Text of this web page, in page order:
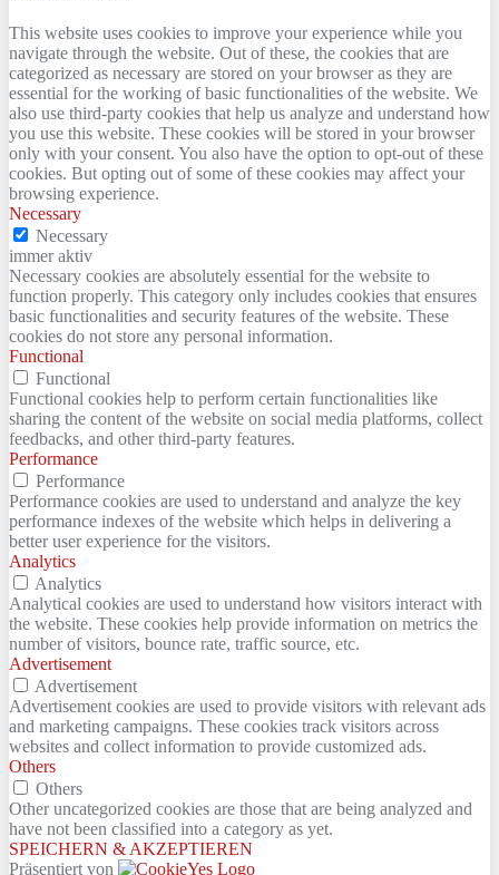
This website uses cookies to improve your experience while you
navigate through the website. Out of these, the cookies that are
categorized as necessary are stored on your browser as they are
essential for the working of basic functionalities of the website. We
also use third-party cookies that help us analyze and understand how
you use this website. These cookies will be stored in your browser
only with your consent. You also have the option to opt-out of these
cookies. But opting out of some of these cookies may affect your
browsing experience.
Necessary
Necessary
immer aktiv
Necessary cookies are absolutely essential for the website to
function properly. This category only includes cookies that ensures
basic functionalities and security features of the website. These
cookies do not store any personal information.
Functional
Functional
Functional cookies help to perform certain functionalities like
sharing the content of the website on social media platforms, collect
feedbacks, and other third-party features.
Performance
Performance
Performance cookies are used to understand and analyze the key
performance indexes of the website which helps in delivering a
better user experience for the visitors.
Analytics
Analytics
Analytical cookies are used to understand how visitors interact with
the website. These cookies help provide information on metrics the
number of visitors, bounce rate, traffic source, etc.
Advertisement
Advertisement
Advertisement cookies are used to provide visitors with relevant ads
and marketing campaigns. These cookies track visitors across
websites and collect information to provide customized ads.
Others
Others
Other uncategorized cookies are those that are being analyzed and
have not been classified into a category as yet.
SPEICHERN & AKZEPTIEREN
Präsentiert von